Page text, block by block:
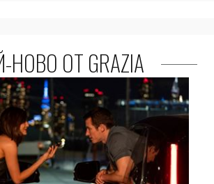
НОВО ОТ GRAZIA